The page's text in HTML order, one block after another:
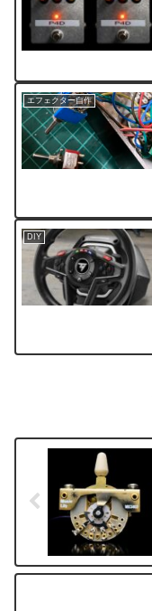
エフェクター自作
DIY